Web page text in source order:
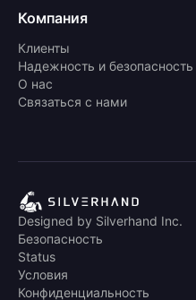
Компания
Клиенты
Надежность и безопасность
О нас
Связаться с нами
Designed by Silverhand Inc.
Безопасность
Status
Условия
Конфиденциальность